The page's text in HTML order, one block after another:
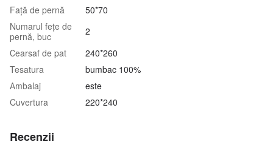
Față de pernă
50*70
Numarul fețe de
pernă, buc
2
Сearsaf de pat
240*260
Tesatura
bumbac 100%
Аmbalaj
este
Cuvertura
220*240
Recenzii